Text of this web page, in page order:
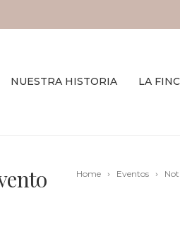
NUESTRA HISTORIA LA
Home Eventos